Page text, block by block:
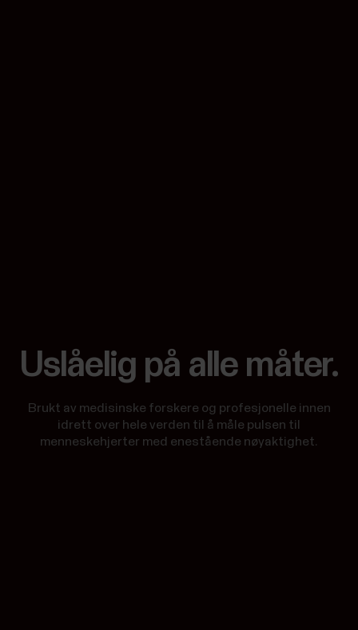
Uslåelig på alle måter.
Brukt av medisinske forskere og profesjonelle innen
idrett over hele verden til å måle pulsen til
menneskehjerter med enestående nøyaktighet.